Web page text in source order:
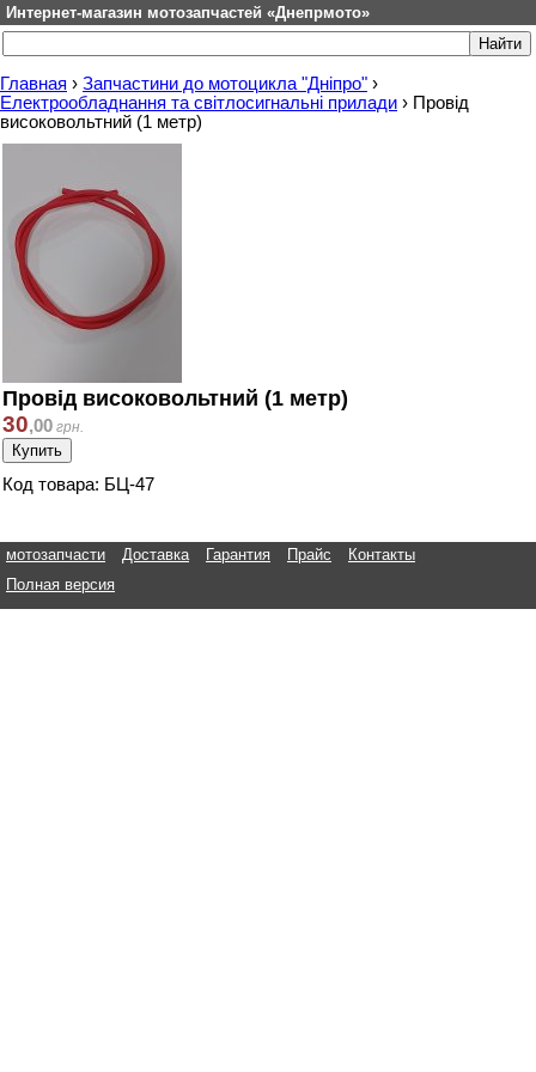
Интернет-магазин мотозапчастей «Днепрмото»
Главная › Запчастини до мотоцикла "Дніпро" ›
Електрообладнання та світлосигнальні прилади › Провід
високовольтний (1 метр)
Провід високовольтний (1 метр)
30,00 грн.
Код товара: БЦ-47
мотозапчасти Доставка Гарантия Прайс
Контакты
Полная версия